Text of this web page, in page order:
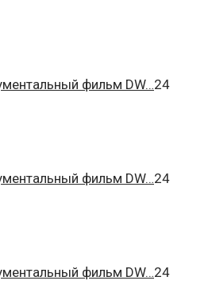
фильм DW…24
фильм DW…24
фильм DW…24